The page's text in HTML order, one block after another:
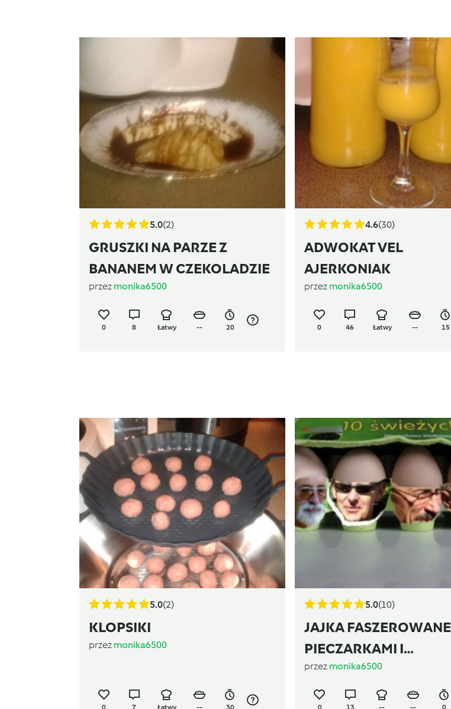
5.0(2)
GRUSZKI NA PARZE Z
BANANEM W CZEKOLADZIE
przez monika6500
0 8 Łatwy -- 20
4.6(30)
ADWOKAT VEL
AJERKONIAK
przez monika6500
0 46 Łatwy -- 15
5.0(2)
KLOPSIKI
przez monika6500
0 7 Łatwy -- 30
5.0(10)
JAJKA FASZEROWANE
PIECZARKAMI I
SŁONECZNIKIEM
przez monika6500
0 13 -- -- 0